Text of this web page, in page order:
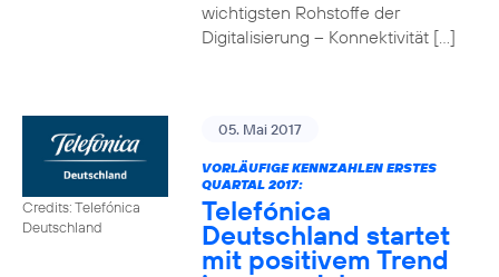
wichtigsten Rohstoffe der
Digitalisierung – Konnektivität […]
Credits: Telefónica
Deutschland
05. Mai 2017
VORLÄUFIGE KENNZAHLEN ERSTES
QUARTAL 2017:
Telefónica
Deutschland startet
mit positivem Trend